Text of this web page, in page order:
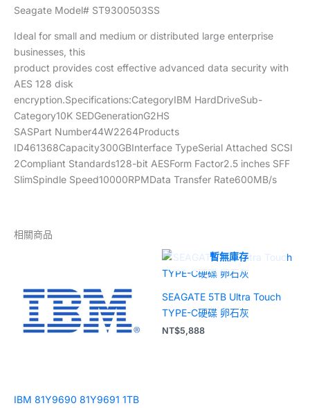
Seagate Model# ST9300503SS
Ideal for small and medium or distributed large enterprise
businesses, this
product provides cost effective advanced data security with
AES 128 disk
encryption.Specifications:CategoryIBM HardDriveSub-
Category10K SEDGenerationG2HS
SASPart Number44W2264Products
ID461368Capacity300GBInterface TypeSerial Attached SCSI
2Compliant Standards128-bit AESForm Factor2.5 inches SFF
SlimSpindle Speed10000RPMData Transfer Rate600MB/s
相關商品
IBM 81Y9690 81Y9691 1TB
暫無庫存
SEAGATE 5TB Ultra Touch
TYPE-C硬碟 卵石灰
NT$5,888